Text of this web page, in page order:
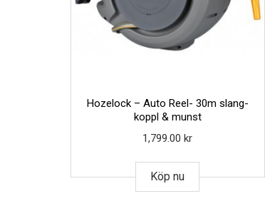
Hozelock – Auto Reel- 30m slang-
koppl & munst
1,799.00kr
Köp nu